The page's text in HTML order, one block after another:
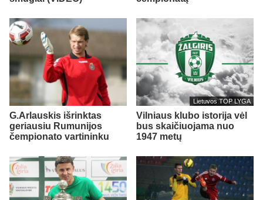
G.Arlauskis išrinktas
geriausiu Rumunijos
čempionato vartininku
Lietuvos TOP LYGA
Vilniaus klubo istorija vėl
bus skaičiuojama nuo
1947 metų